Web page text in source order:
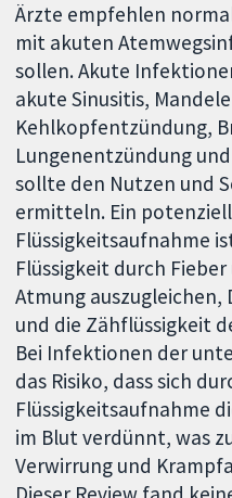
Ärzte empfehlen
mit akuten
sollen. Akute
akute Sinusitis,
Kehlkopfentzündung,
Lungenentzündung
sollte den Nutzen und
ermitteln. Ein
Flüssigkeitsaufnahme
Flüssigkeit durch
Atmung
und die Zähflüssigkeit
Bei Infektionen der
das Risiko, dass sich
Flüssigkeitsaufnahme
im Blut verdünnt, was
Verwirrung und